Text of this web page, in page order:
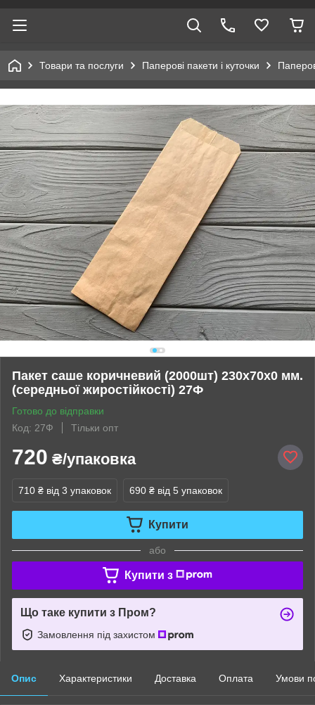
Товари та послуги Паперові пакети і куточки
Пакет саше коричневий (2000шт) 230х70х0 мм.
(середньої жиростійкості) 27Ф
Готово до відправки
Код: 27Ф
Тільки опт
720 ₴/упаковка
710 ₴ від 3 упаковок 690 ₴ від 5 упаковок
Купити
або
Купити з
Що таке купити з Пром?
Замовлення під захистом
Опис Характеристики Доставка Оплата Умови